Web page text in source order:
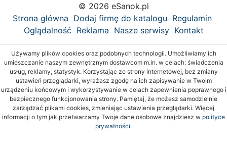
© 2026 eSanok.pl
Strona główna Dodaj firmę do katalogu Regulamin
Oglądalność Reklama Nasze serwisy Kontakt
Używamy plików cookies oraz podobnych technologii. Umożliwiamy ich
umieszczanie naszym zewnętrznym dostawcom m.in. w celach: świadczenia
usług, reklamy, statystyk. Korzystając ze strony internetowej, bez zmiany
ustawień przeglądarki, wyrażasz zgodę na ich zapisywanie w Twoim
urządzeniu końcowym i wykorzystywanie w celach zapewnienia poprawnego i
bezpiecznego funkcjonowania strony. Pamiętaj, że możesz samodzielnie
zarządzać plikami cookies, zmieniając ustawienia przeglądarki. Więcej
informacji o tym jak przetwarzamy Twoje dane osobowe znajdziesz w polityce
prywatności.